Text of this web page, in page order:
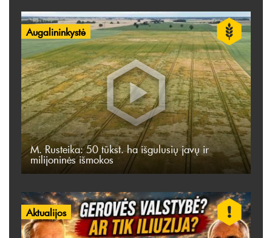
Augalininkystė
M. Rusteika: 50 tūkst. ha išgulusių javų ir
milijoninės išmokos
Aktualijos